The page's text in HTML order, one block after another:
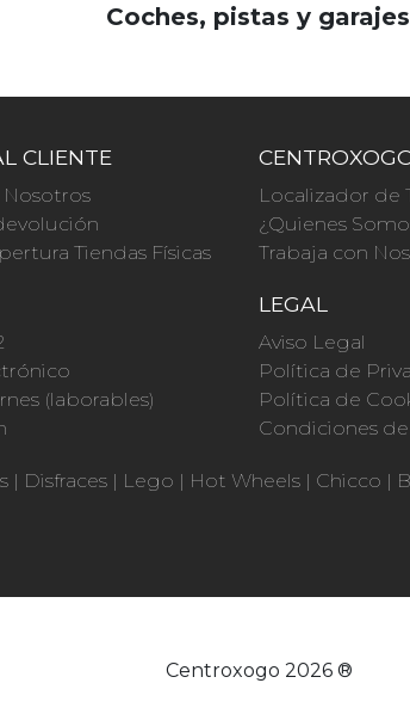
Coches, pistas y garajes
CLIENTE
Tiendas Físicas
(laborables)
Localizador de
¿Quienes
Trabaja con
LEGAL
Aviso Legal
Política de
Política de
Condiciones
| Disfraces | Lego | Hot Wheels | Chicco |
Centroxogo 2026 ®